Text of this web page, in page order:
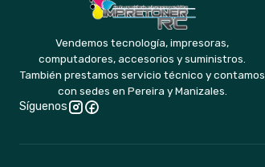
Vendemos tecnología, impresoras,
computadores, accesorios y suministros.
También prestamos servicio técnico y contamos
con sedes en Pereira y Manizales.
Síguenos